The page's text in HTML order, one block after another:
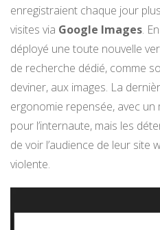
enregistraient chaque jour
visites via Google Images.
déployé une toute nouvelle
de recherche dédié, comme
deviner, aux images. La
ergonomie repensée, avec un
pour l’internaute, mais les
de voir l’audience de leur site
violente.